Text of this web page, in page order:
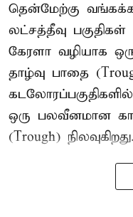
தென்மேற்கு
லட்சத்தீவு
கேரளா வழியாக
தாழ்வு பாதை
ஒரு பலவீனமான
(Trough) நிலவுகிறது.